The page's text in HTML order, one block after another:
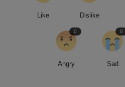
Like Dislike
Angry
0
Sad
0